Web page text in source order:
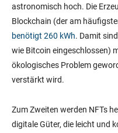
astronomisch hoch. Die
Blockchain (der am
benötigt 260 kWh. Damit
wie Bitcoin eingeschlossen)
ökologisches Problem
verstärkt wird.
Zum Zweiten werden NFTs
digitale Güter, die leicht und